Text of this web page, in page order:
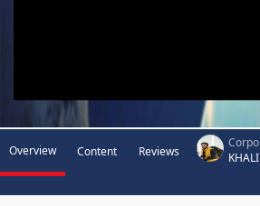
Overview Content Reviews